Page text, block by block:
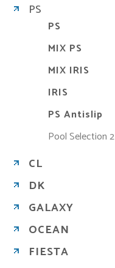
PS
PS
MIX PS
MIX IRIS
IRIS
PS Antislip
Pool Selection 2
CL
DK
GALAXY
OCEAN
FIESTA